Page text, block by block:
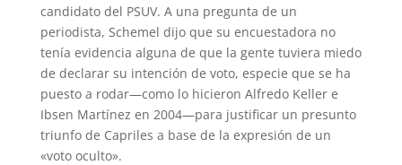
candidato del PSUV. A una pregunta de un
periodista, Schemel dijo que su encuestadora no
tenía evidencia alguna de que la gente tuviera miedo
de declarar su intención de voto, especie que se ha
puesto a rodar—como lo hicieron Alfredo Keller e
Ibsen Martínez en 2004—para justificar un presunto
triunfo de Capriles a base de la expresión de un
«voto oculto».